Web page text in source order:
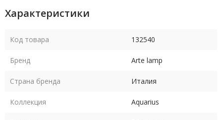
Характеристики
Код товара 132540
Бренд Arte lamp
Страна бренда Италия
Коллекция Aquarius